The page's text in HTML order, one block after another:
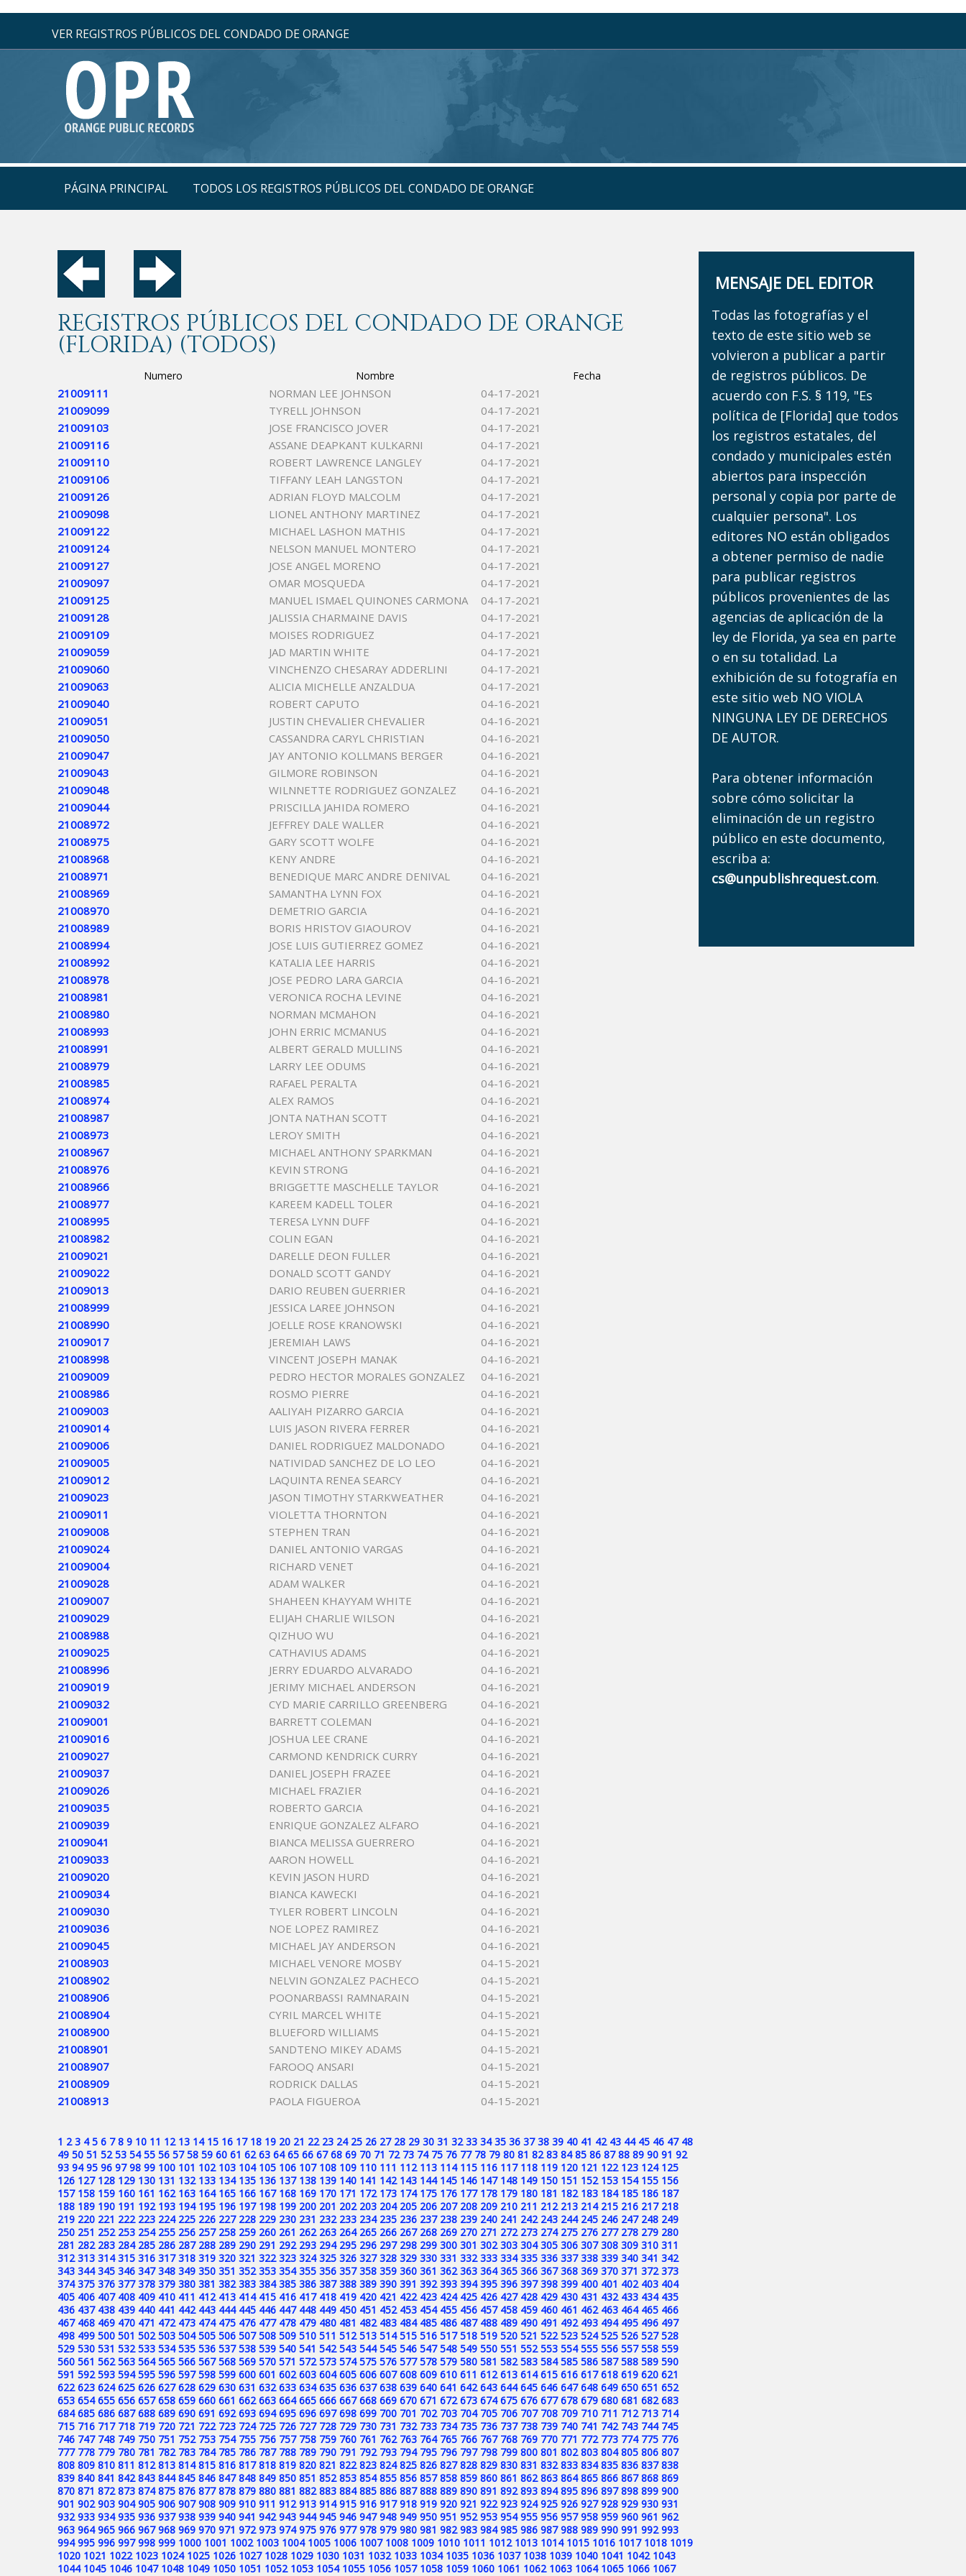
VER REGISTROS PÚBLICOS DEL CONDADO DE ORANGE
PÁGINA PRINCIPAL TODOS LOS REGISTROS PÚBLICOS DEL CONDADO DE ORANGE
REGISTROS PÚBLICOS DEL CONDADO DE ORANGE
(FLORIDA) (TODOS)
Numero Nombre Fecha
21009111 NORMAN LEE JOHNSON
04-17-2021
21009099
TYRELL JOHNSON
04-17-2021
21009103
JOSE FRANCISCO JOVER
04-17-2021
21009116
ASSANE DEAPKANT KULKARNI
04-17-2021
21009110
ROBERT LAWRENCE LANGLEY
04-17-2021
21009106
TIFFANY LEAH LANGSTON
04-17-2021
21009126
ADRIAN FLOYD MALCOLM
04-17-2021
21009098
LIONEL ANTHONY MARTINEZ
04-17-2021
21009122
MICHAEL LASHON MATHIS
04-17-2021
21009124
NELSON MANUEL MONTERO
04-17-2021
21009127
JOSE ANGEL MORENO
04-17-2021
21009097
OMAR MOSQUEDA
04-17-2021
21009125
MANUEL ISMAEL QUINONES CARMONA
04-17-2021
21009128
JALISSIA CHARMAINE DAVIS
04-17-2021
21009109
MOISES RODRIGUEZ
04-17-2021
21009059
JAD MARTIN WHITE
04-17-2021
21009060
VINCHENZO CHESARAY ADDERLINI
04-17-2021
21009063
ALICIA MICHELLE ANZALDUA
04-17-2021
21009040
ROBERT CAPUTO
04-16-2021
21009051
JUSTIN CHEVALIER CHEVALIER
04-16-2021
21009050
CASSANDRA CARYL CHRISTIAN
04-16-2021
21009047
JAY ANTONIO KOLLMANS BERGER
04-16-2021
21009043
GILMORE ROBINSON
04-16-2021
21009048
WILNNETTE RODRIGUEZ GONZALEZ
04-16-2021
21009044
PRISCILLA JAHIDA ROMERO
04-16-2021
21008972
JEFFREY DALE WALLER
04-16-2021
21008975
GARY SCOTT WOLFE
04-16-2021
21008968
KENY ANDRE
04-16-2021
21008971
BENEDIQUE MARC ANDRE DENIVAL
04-16-2021
21008969
SAMANTHA LYNN FOX
04-16-2021
21008970
DEMETRIO GARCIA
04-16-2021
21008989
BORIS HRISTOV GIAOUROV
04-16-2021
21008994
JOSE LUIS GUTIERREZ GOMEZ
04-16-2021
21008992
KATALIA LEE HARRIS
04-16-2021
21008978
JOSE PEDRO LARA GARCIA
04-16-2021
21008981
VERONICA ROCHA LEVINE
04-16-2021
21008980
NORMAN MCMAHON
04-16-2021
21008993
JOHN ERRIC MCMANUS
04-16-2021
21008991
ALBERT GERALD MULLINS
04-16-2021
21008979
LARRY LEE ODUMS
04-16-2021
21008985
RAFAEL PERALTA
04-16-2021
21008974
ALEX RAMOS
04-16-2021
21008987
JONTA NATHAN SCOTT
04-16-2021
21008973
LEROY SMITH
04-16-2021
21008967
MICHAEL ANTHONY SPARKMAN
04-16-2021
21008976
KEVIN STRONG
04-16-2021
21008966
BRIGGETTE MASCHELLE TAYLOR
04-16-2021
21008977
KAREEM KADELL TOLER
04-16-2021
21008995
TERESA LYNN DUFF
04-16-2021
21008982
COLIN EGAN
04-16-2021
21009021
DARELLE DEON FULLER
04-16-2021
21009022
DONALD SCOTT GANDY
04-16-2021
21009013
DARIO REUBEN GUERRIER
04-16-2021
21008999
JESSICA LAREE JOHNSON
04-16-2021
21008990
JOELLE ROSE KRANOWSKI
04-16-2021
21009017
JEREMIAH LAWS
04-16-2021
21008998
VINCENT JOSEPH MANAK
04-16-2021
21009009
PEDRO HECTOR MORALES GONZALEZ
04-16-2021
21008986
ROSMO PIERRE
04-16-2021
21009003
AALIYAH PIZARRO GARCIA
04-16-2021
21009014
LUIS JASON RIVERA FERRER
04-16-2021
21009006
DANIEL RODRIGUEZ MALDONADO
04-16-2021
21009005
NATIVIDAD SANCHEZ DE LO LEO
04-16-2021
21009012
LAQUINTA RENEA SEARCY
04-16-2021
21009023
JASON TIMOTHY STARKWEATHER
04-16-2021
21009011
VIOLETTA THORNTON
04-16-2021
21009008
STEPHEN TRAN
04-16-2021
21009024
DANIEL ANTONIO VARGAS
04-16-2021
21009004
RICHARD VENET
04-16-2021
21009028
ADAM WALKER
04-16-2021
21009007
SHAHEEN KHAYYAM WHITE
04-16-2021
21009029
ELIJAH CHARLIE WILSON
04-16-2021
21008988
QIZHUO WU
04-16-2021
21009025
CATHAVIUS ADAMS
04-16-2021
21008996
JERRY EDUARDO ALVARADO
04-16-2021
21009019
JERIMY MICHAEL ANDERSON
04-16-2021
21009032
CYD MARIE CARRILLO GREENBERG
04-16-2021
21009001
BARRETT COLEMAN
04-16-2021
21009016
JOSHUA LEE CRANE
04-16-2021
21009027
CARMOND KENDRICK CURRY
04-16-2021
21009037
DANIEL JOSEPH FRAZEE
04-16-2021
21009026
MICHAEL FRAZIER
04-16-2021
21009035
ROBERTO GARCIA
04-16-2021
21009039
ENRIQUE GONZALEZ ALFARO
04-16-2021
21009041
BIANCA MELISSA GUERRERO
04-16-2021
21009033
AARON HOWELL
04-16-2021
21009020
KEVIN JASON HURD
04-16-2021
21009034
BIANCA KAWECKI
04-16-2021
21009030
TYLER ROBERT LINCOLN
04-16-2021
21009036
NOE LOPEZ RAMIREZ
04-16-2021
21009045
MICHAEL JAY ANDERSON
04-16-2021
21008903
MICHAEL VENORE MOSBY
04-15-2021
21008902
NELVIN GONZALEZ PACHECO
04-15-2021
21008906
POONARBASSI RAMNARAIN
04-15-2021
21008904
CYRIL MARCEL WHITE
04-15-2021
21008900
BLUEFORD WILLIAMS
04-15-2021
21008901
SANDTENO MIKEY ADAMS
04-15-2021
21008907
FAROOQ ANSARI
04-15-2021
21008909
RODRICK DALLAS
04-15-2021
21008913
PAOLA FIGUEROA 04-15-2021
1 2 3 4 5 6 7 8 9 10 11 12 13 14 15 16 17 18 19 20 21 22 23 24 25 26 27 28 29 30 31 32 33 34 35 36 37 38 39 40 41 42 43 44 45 46 47 48
49 50 51 52 53 54 55 56 57 58 59 60 61 62 63 64 65 66 67 68 69 70 71 72 73 74 75 76 77 78 79 80 81 82 83 84 85 86 87 88 89 90 91 92
93 94 95 96 97 98 99 100 101 102 103 104 105 106 107 108 109 110 111 112 113 114 115 116 117 118 119 120 121 122 123 124 125
126 127 128 129 130 131 132 133 134 135 136 137 138 139 140 141 142 143 144 145 146 147 148 149 150 151 152 153 154 155 156
157 158 159 160 161 162 163 164 165 166 167 168 169 170 171 172 173 174 175 176 177 178 179 180 181 182 183 184 185 186 187
188 189 190 191 192 193 194 195 196 197 198 199 200 201 202 203 204 205 206 207 208 209 210 211 212 213 214 215 216 217 218
219 220 221 222 223 224 225 226 227 228 229 230 231 232 233 234 235 236 237 238 239 240 241 242 243 244 245 246 247 248 249
250 251 252 253 254 255 256 257 258 259 260 261 262 263 264 265 266 267 268 269 270 271 272 273 274 275 276 277 278 279 280
281 282 283 284 285 286 287 288 289 290 291 292 293 294 295 296 297 298 299 300 301 302 303 304 305 306 307 308 309 310 311
312 313 314 315 316 317 318 319 320 321 322 323 324 325 326 327 328 329 330 331 332 333 334 335 336 337 338 339 340 341 342
343 344 345 346 347 348 349 350 351 352 353 354 355 356 357 358 359 360 361 362 363 364 365 366 367 368 369 370 371 372 373
374 375 376 377 378 379 380 381 382 383 384 385 386 387 388 389 390 391 392 393 394 395 396 397 398 399 400 401 402 403 404
405 406 407 408 409 410 411 412 413 414 415 416 417 418 419 420 421 422 423 424 425 426 427 428 429 430 431 432 433 434 435
436 437 438 439 440 441 442 443 444 445 446 447 448 449 450 451 452 453 454 455 456 457 458 459 460 461 462 463 464 465 466
467 468 469 470 471 472 473 474 475 476 477 478 479 480 481 482 483 484 485 486 487 488 489 490 491 492 493 494 495 496 497
498 499 500 501 502 503 504 505 506 507 508 509 510 511 512 513 514 515 516 517 518 519 520 521 522 523 524 525 526 527 528
529 530 531 532 533 534 535 536 537 538 539 540 541 542 543 544 545 546 547 548 549 550 551 552 553 554 555 556 557 558 559
560 561 562 563 564 565 566 567 568 569 570 571 572 573 574 575 576 577 578 579 580 581 582 583 584 585 586 587 588 589 590
591 592 593 594 595 596 597 598 599 600 601 602 603 604 605 606 607 608 609 610 611 612 613 614 615 616 617 618 619 620 621
622 623 624 625 626 627 628 629 630 631 632 633 634 635 636 637 638 639 640 641 642 643 644 645 646 647 648 649 650 651 652
653 654 655 656 657 658 659 660 661 662 663 664 665 666 667 668 669 670 671 672 673 674 675 676 677 678 679 680 681 682 683
684 685 686 687 688 689 690 691 692 693 694 695 696 697 698 699 700 701 702 703 704 705 706 707 708 709 710 711 712 713 714
715 716 717 718 719 720 721 722 723 724 725 726 727 728 729 730 731 732 733 734 735 736 737 738 739 740 741 742 743 744 745
746 747 748 749 750 751 752 753 754 755 756 757 758 759 760 761 762 763 764 765 766 767 768 769 770 771 772 773 774 775 776
777 778 779 780 781 782 783 784 785 786 787 788 789 790 791 792 793 794 795 796 797 798 799 800 801 802 803 804 805 806 807
808 809 810 811 812 813 814 815 816 817 818 819 820 821 822 823 824 825 826 827 828 829 830 831 832 833 834 835 836 837 838
839 840 841 842 843 844 845 846 847 848 849 850 851 852 853 854 855 856 857 858 859 860 861 862 863 864 865 866 867 868 869
870 871 872 873 874 875 876 877 878 879 880 881 882 883 884 885 886 887 888 889 890 891 892 893 894 895 896 897 898 899 900
901 902 903 904 905 906 907 908 909 910 911 912 913 914 915 916 917 918 919 920 921 922 923 924 925 926 927 928 929 930 931
932 933 934 935 936 937 938 939 940 941 942 943 944 945 946 947 948 949 950 951 952 953 954 955 956 957 958 959 960 961 962
963 964 965 966 967 968 969 970 971 972 973 974 975 976 977 978 979 980 981 982 983 984 985 986 987 988 989 990 991 992 993
994 995 996 997 998 999 1000 1001 1002 1003 1004 1005 1006 1007 1008 1009 1010 1011 1012 1013 1014 1015 1016 1017 1018 1019
1020 1021 1022 1023 1024 1025 1026 1027 1028 1029 1030 1031 1032 1033 1034 1035 1036 1037 1038 1039 1040 1041 1042 1043
1044 1045 1046 1047 1048 1049 1050 1051 1052 1053 1054 1055 1056 1057 1058 1059 1060 1061 1062 1063 1064 1065 1066 1067
MENSAJE DEL EDITOR
Todas las fotografías y el
texto de este sitio web se
volvieron a publicar a partir
de registros públicos. De
acuerdo con F.S. § 119, "Es
política de [Florida] que todos
los registros estatales, del
condado y municipales estén
abiertos para inspección
personal y copia por parte de
cualquier persona". Los
editores NO están obligados
a obtener permiso de nadie
para publicar registros
públicos provenientes de las
agencias de aplicación de la
ley de Florida, ya sea en parte
o en su totalidad. La
exhibición de su fotografía en
este sitio web NO VIOLA
NINGUNA LEY DE DERECHOS
DE AUTOR.
Para obtener información
sobre cómo solicitar la
eliminación de un registro
público en este documento,
escriba a:
cs@unpublishrequest.com.